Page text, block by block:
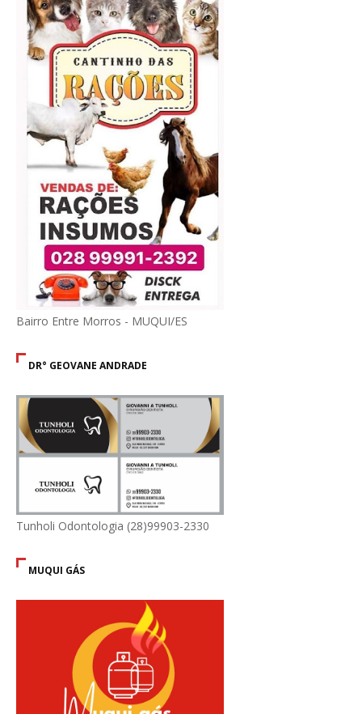
Bairro Entre Morros - MUQUI/ES
DR° GEOVANE ANDRADE
Tunholi Odontologia (28)99903-2330
MUQUI GÁS